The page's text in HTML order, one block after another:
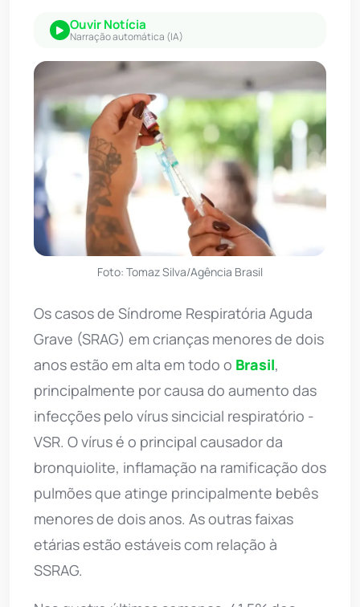
Ouvir Notícia
Narração automática (IA)
Foto: Tomaz Silva/Agência Brasil
Os casos de Síndrome Respiratória Aguda
Grave (SRAG) em crianças menores de dois
anos estão em alta em todo o Brasil,
principalmente por causa do aumento das
infecções pelo vírus sincicial respiratório -
VSR. O vírus é o principal causador da
bronquiolite, inflamação na ramificação dos
pulmões que atinge principalmente bebês
menores de dois anos. As outras faixas
etárias estão estáveis com relação à
SSRAG.